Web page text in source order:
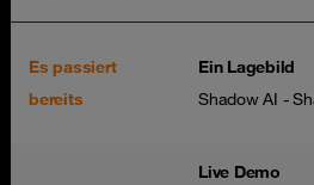
Es passiert
bereits
Ein Lagebild
Shadow AI -
Live Demo